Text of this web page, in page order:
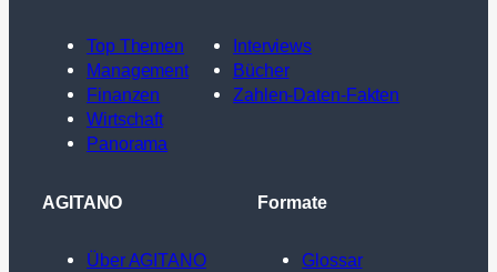
Top Themen
Management
Finanzen
Wirtschaft
Panorama
Interviews
Bücher
Zahlen-Daten-Fakten
AGITANO
Über AGITANO
Formate
Glossar